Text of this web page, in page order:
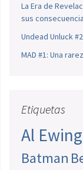
La Era de
sus
Undead Unluck
MAD #1: Una
Etiquetas
Al Ewing
Batman